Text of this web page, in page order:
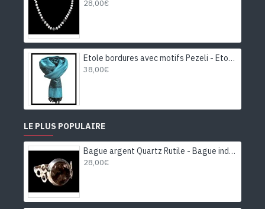
28,00€
Etole bordures avec motifs Pezeli - Etole indienne
38,00€
LE PLUS POPULAIRE
Bague argent Quartz Rutile - Bague indienne - Bijoux indiens
28,00€